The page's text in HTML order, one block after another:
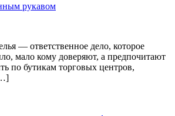
рукавом
— ответственное дело, которое
мало кому доверяют, а предпочитают
по бутикам торговых центров,